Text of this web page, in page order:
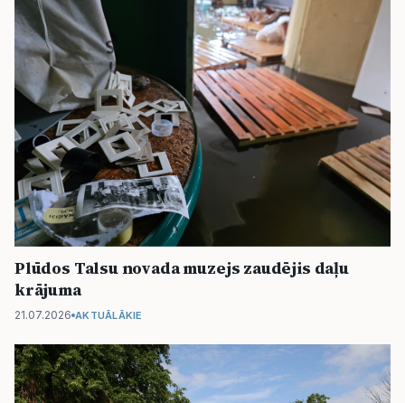
Plūdos Talsu novada muzejs zaudējis daļu
krājuma
21.07.2026 AKTUĀLĀKIE